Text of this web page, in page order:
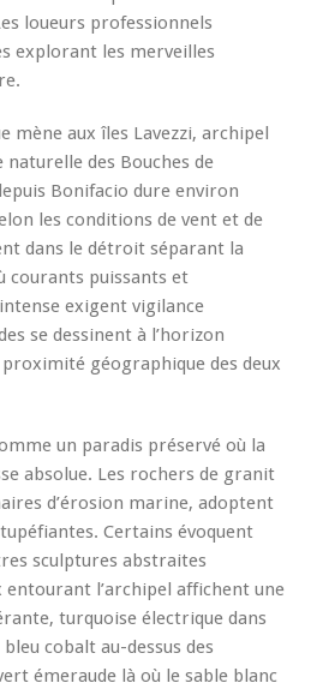
loueurs professionnels
explorant les merveilles
mène aux îles Lavezzi, archipel
des Bouches de
Bonifacio dure environ
les conditions de vent et de
dans le détroit séparant la
courants puissants et
exigent vigilance
se dessinent à l’horizon
géographique des deux
un paradis préservé où la
absolue. Les rochers de granit
d’érosion marine, adoptent
Certains évoquent
sculptures abstraites
entourant l’archipel affichent une
turquoise électrique dans
cobalt au-dessus des
émeraude là où le sable blanc